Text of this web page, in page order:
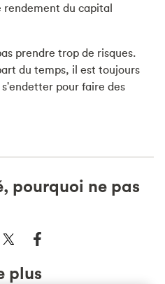
rendement du capital
prendre trop de risques.
du temps, il est toujours
pour faire des
pourquoi ne pas
plus